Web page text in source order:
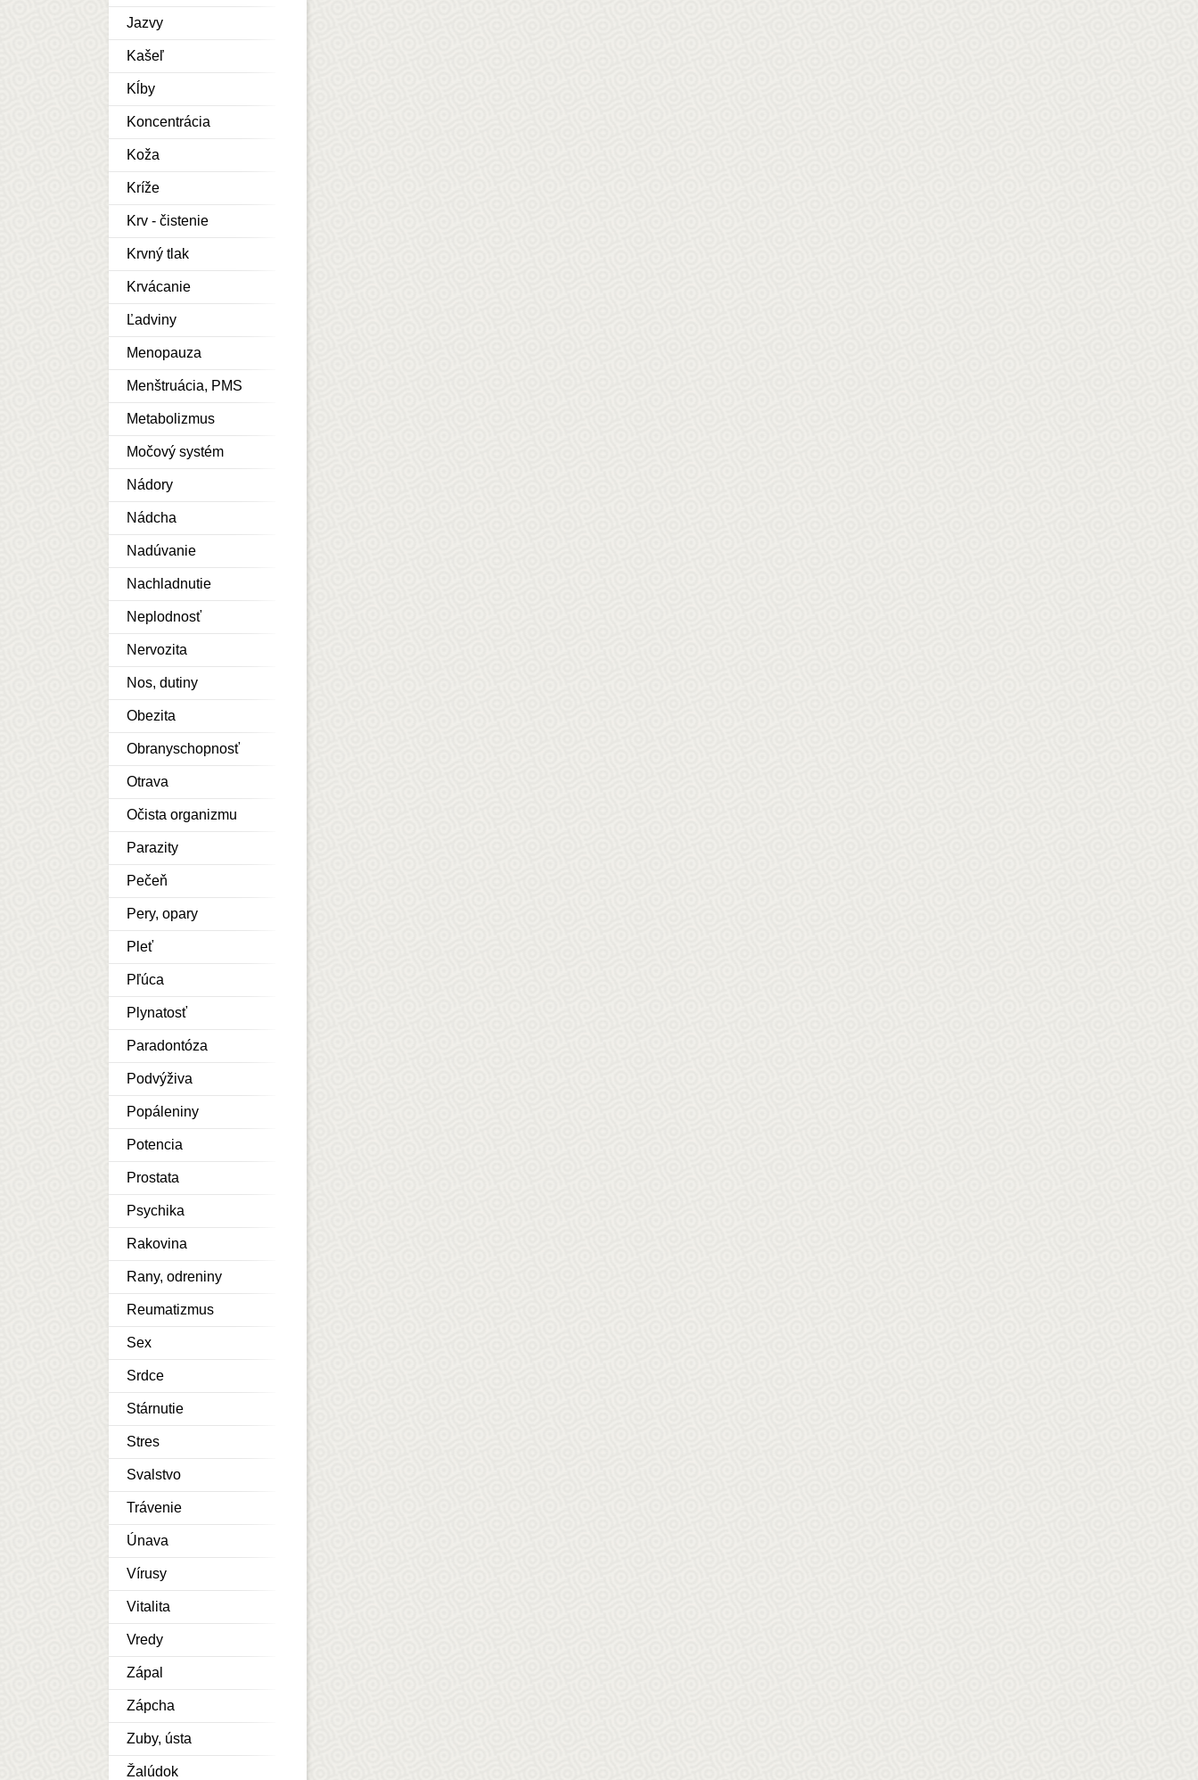
Jazvy
Kašeľ
Kĺby
Koncentrácia
Koža
Kríže
Krv - čistenie
Krvný tlak
Krvácanie
Ľadviny
Menopauza
Menštruácia, PMS
Metabolizmus
Močový systém
Nádory
Nádcha
Nadúvanie
Nachladnutie
Neplodnosť
Nervozita
Nos, dutiny
Obezita
Obranyschopnosť
Otrava
Očista organizmu
Parazity
Pečeň
Pery, opary
Pleť
Pľúca
Plynatosť
Paradontóza
Podvýživa
Popáleniny
Potencia
Prostata
Psychika
Rakovina
Rany, odreniny
Reumatizmus
Sex
Srdce
Stárnutie
Stres
Svalstvo
Trávenie
Únava
Vírusy
Vitalita
Vredy
Zápal
Zápcha
Zuby, ústa
Žalúdok